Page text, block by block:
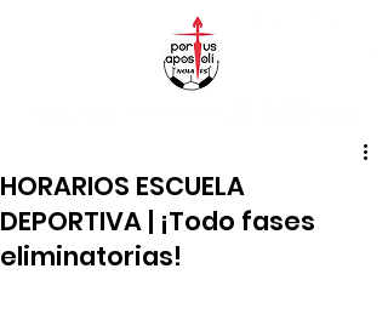
HORARIOS ESCUELA
DEPORTIVA | ¡Todo fases
eliminatorias!